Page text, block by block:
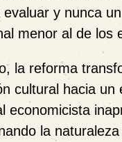
y nunca
menor al de los
la reforma
cultural hacia un
economicista
la